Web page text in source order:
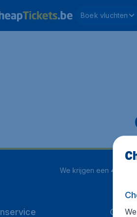
Boek vluchten
We krijgen een 4.1 uit 5